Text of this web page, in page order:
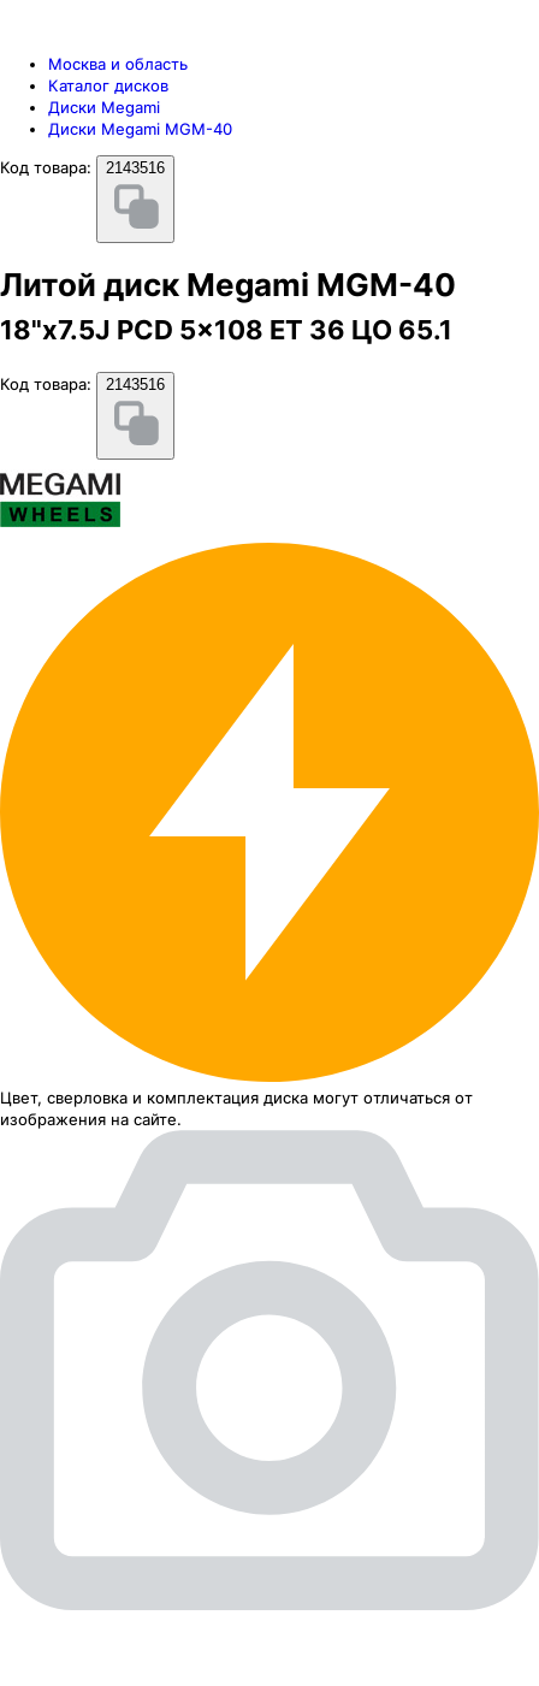
Москва и область
Каталог дисков
Диски Megami
Диски Megami MGM-40
Код товара:
2143516
Литой диск Megami MGM-40
18"x7.5J PCD 5x108 ЕТ 36 ЦО 65.1
Код товара: 2143516
Цвет, сверловка и комплектация диска могут отличаться от
изображения на сайте.